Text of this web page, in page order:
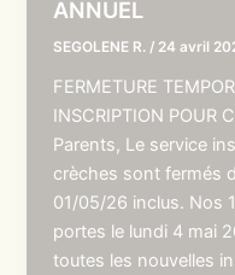
ANNUEL
SEGOLENE R. / 24 avril
FERMETURE
INSCRIPTION POUR
Parents, Le service
crèches sont fermés
01/05/26 inclus. Nos
portes le lundi 4 mai
toutes les nouvelles